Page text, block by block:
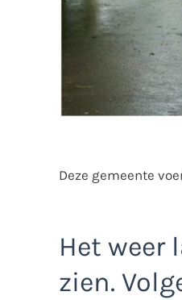
Deze gemeente
Het weer
zien.